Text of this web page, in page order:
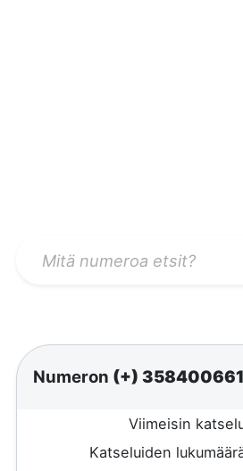
Numeron (+)
Viimeisin
Katseluiden